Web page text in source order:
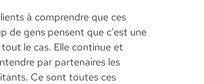
à comprendre que ces
de gens pensent que c’est une
le cas. Elle continue et
par partenaires les
Ce sont toutes ces